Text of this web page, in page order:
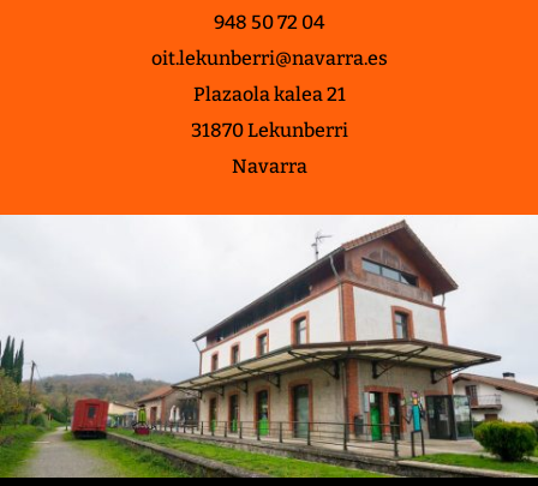
948 50 72 04
oit.lekunberri@navarra.es
Plazaola kalea 21
31870 Lekunberri
Navarra